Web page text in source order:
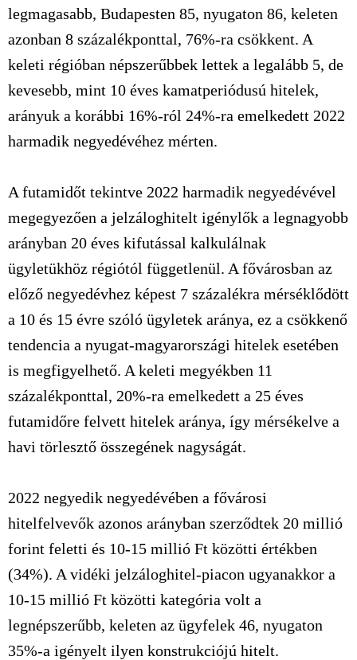
legmagasabb, Budapesten 85, nyugaton 86, keleten
azonban 8 százalékponttal, 76%-ra csökkent. A
keleti régióban népszerűbbek lettek a legalább 5, de
kevesebb, mint 10 éves kamatperiódusú hitelek,
arányuk a korábbi 16%-ról 24%-ra emelkedett 2022
harmadik negyedévéhez mérten.
A futamidőt tekintve 2022 harmadik negyedévével
megegyezően a jelzáloghitelt igénylők a legnagyobb
arányban 20 éves kifutással kalkulálnak
ügyletükhöz régiótól függetlenül. A fővárosban az
előző negyedévhez képest 7 százalékra mérséklődött
a 10 és 15 évre szóló ügyletek aránya, ez a csökkenő
tendencia a nyugat-magyarországi hitelek esetében
is megfigyelhető. A keleti megyékben 11
százalékponttal, 20%-ra emelkedett a 25 éves
futamidőre felvett hitelek aránya, így mérsékelve a
havi törlesztő összegének nagyságát.
2022 negyedik negyedévében a fővárosi
hitelfelvevők azonos arányban szerződtek 20 millió
forint feletti és 10-15 millió Ft közötti értékben
(34%). A vidéki jelzáloghitel-piacon ugyanakkor a
10-15 millió Ft közötti kategória volt a
legnépszerűbb, keleten az ügyfelek 46, nyugaton
35%-a igényelt ilyen konstrukciójú hitelt.